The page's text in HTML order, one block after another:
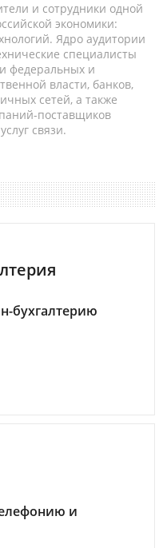
и сотрудники одной
экономики:
Ядро аудитории
специалисты
федеральных и
власти, банков,
сетей, а также
поставщиков
связи.
бухгалтерию
и